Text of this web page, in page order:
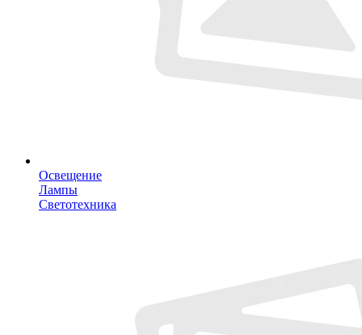
Освещение
Лампы
Светотехника